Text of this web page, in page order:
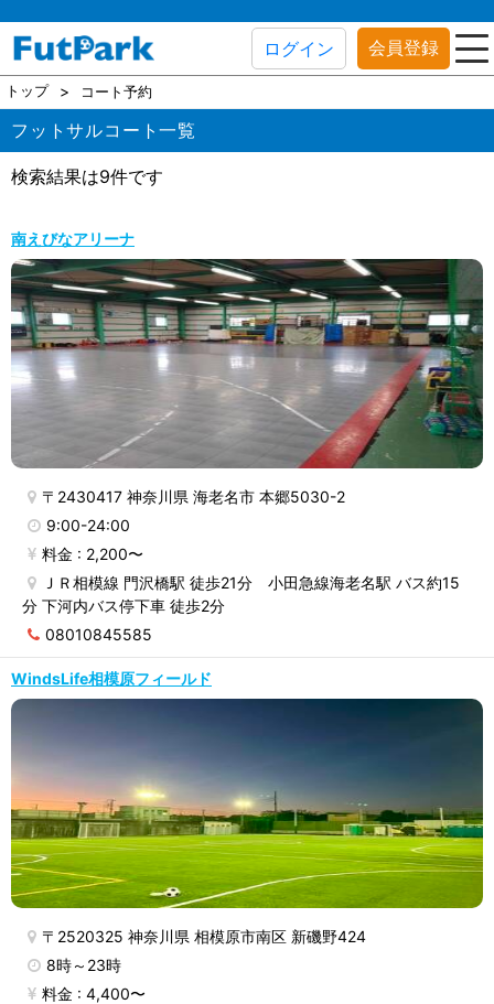
ログイン 会員登録
トップ コート予約
フットサルコート一覧
検索結果は9件です
南えびなアリーナ
〒2430417 神奈川県 海老名市 本郷5030-2
9:00-24:00
料金 : 2,200〜
ＪＲ相模線 門沢橋駅 徒歩21分 小田急線海老名駅 バス約15
分 下河内バス停下車 徒歩2分
08010845585
WindsLife相模原フィールド
〒2520325 神奈川県 相模原市南区 新磯野424
8時～23時
料金 : 4,400〜